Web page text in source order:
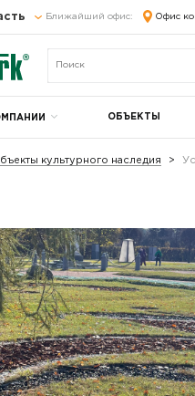
Ближайший офис: Офис
ОБЪЕКТЫ
культурного наследия